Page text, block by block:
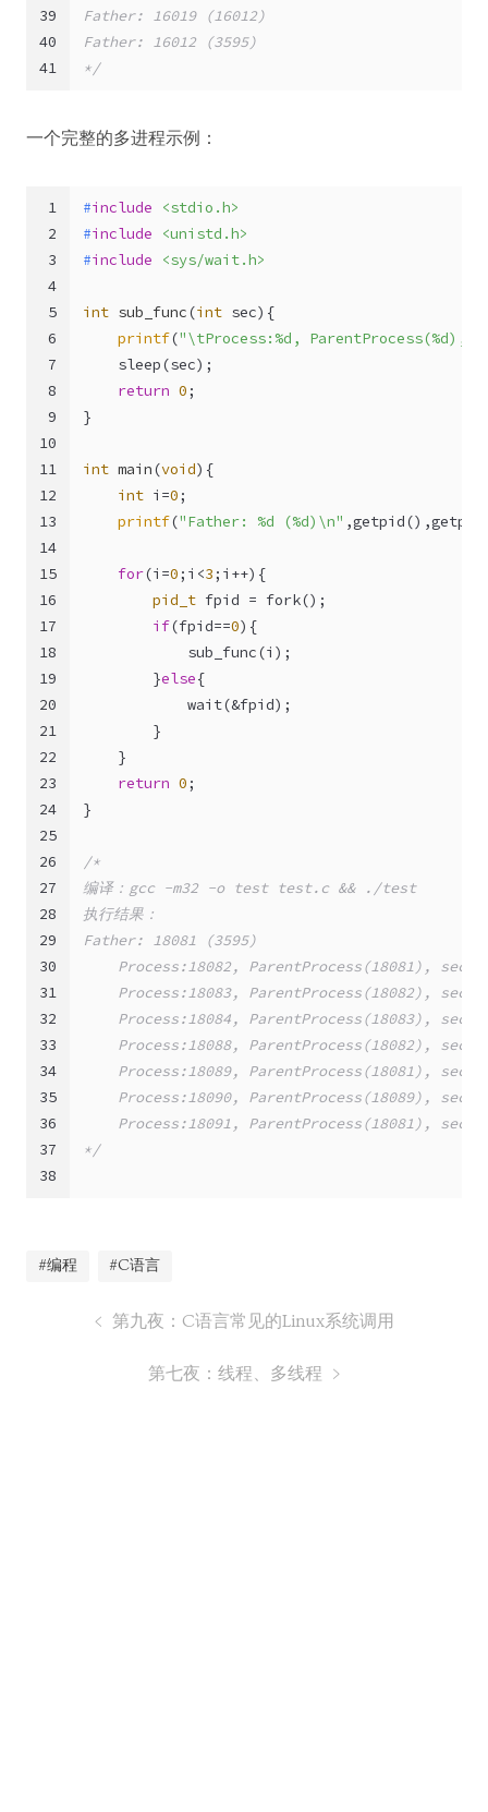
39
40
41
Father: 16019 (16012)
Father: 16012 (3595)
*/
一个完整的多进程示例：
1
2
3
4
5
6
7
8
9
10
11
12
13
14
15
16
17
18
19
20
21
22
23
24
25
26
27
28
29
30
31
32
33
34
35
36
37
38
#include
<stdio.h>
#include
<unistd.h>
#include <sys/wait.h>
int sub_func(int sec) {
printf("\tProcess:%d, ParentProcess(%d),
    sleep(sec);
return 0;
}
int main(void) {
int i=0;
printf("Father: %d (%d)\n"
for(i=0;i<3;i++){
pid_t fpid = fork();
if(fpid==0){
            sub_func(i);
        }
else{
            wait(&fpid);
        }
    }
return 0;
}
/*
编译：gcc -m32 -o test test.c && ./test
执行结果：
Father: 18081 (3595)
Process:18082, ParentProcess(18081),
Process:18083, ParentProcess(18082),
Process:18084, ParentProcess(18083),
Process:18088, ParentProcess(18082),
Process:18089, ParentProcess(18081),
Process:18090, ParentProcess(18089),
Process:18091, ParentProcess(18081),
*/
#编程 #C语言
第九夜：C语言常见的Linux系统调用
第七夜：线程、多线程